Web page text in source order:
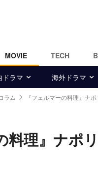
MOVIE TECH
ドラマ 海外ドラマ
ラム 『フェルマーの料理』ナ
料理』ナ